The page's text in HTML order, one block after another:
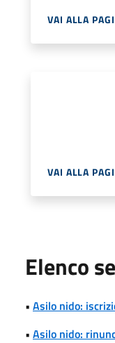
VAI ALLA
VAI ALLA
Elenco
• Asilo nido:
• Asilo nido: